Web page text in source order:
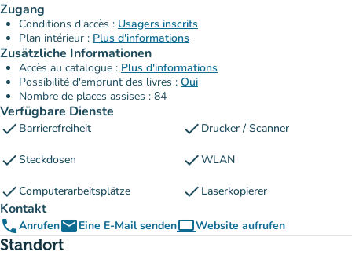
Zugang
Conditions d'accès : Usagers inscrits
Plan intérieur : Plus d'informations
Zusätzliche Informationen
Accès au catalogue : Plus d'informations
Possibilité d'emprunt des livres : Oui
Nombre de places assises : 84
Verfügbare Dienste
check Barrierefreiheit check Drucker / Scanner
checkSteckdosen checkWLAN
checkComputerarbeitsplätze check Laserkopierer
Kontakt
phoneAnrufenemailEine E-Mail sendencomputerWebsite aufrufen
(new tab)
Standort